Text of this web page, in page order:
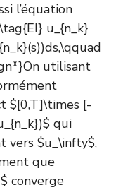
l’équation
u_{n_k}
utilisant
$[0,T]\times [-
qui
vers $u_\infty$,
que
converge